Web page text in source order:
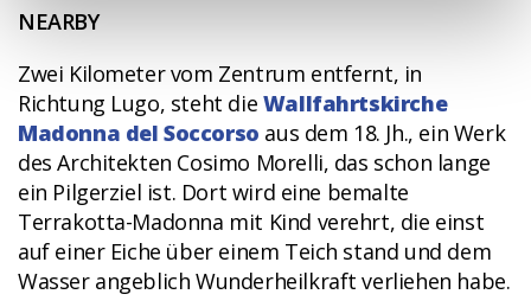
NEARBY
Zwei Kilometer vom Zentrum entfernt, in
Richtung Lugo, steht die Wallfahrtskirche
Madonna del Soccorso aus dem 18. Jh., ein Werk
des Architekten Cosimo Morelli, das schon lange
ein Pilgerziel ist. Dort wird eine bemalte
Terrakotta-Madonna mit Kind verehrt, die einst
auf einer Eiche über einem Teich stand und dem
Wasser angeblich Wunderheilkraft verliehen habe.